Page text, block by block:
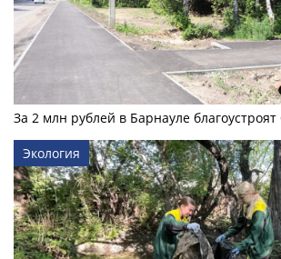
За 2 млн рублей в Барнауле
Экология